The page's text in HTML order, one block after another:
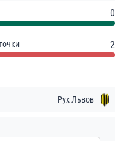
0
2
Рух Львов